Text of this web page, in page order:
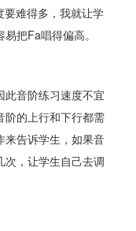
难得多，我就让学
把Fa唱得偏高。
此音阶练习速度不宜
阶的上行和下行都需
来告诉学生，如果音
次，让学生自己去调